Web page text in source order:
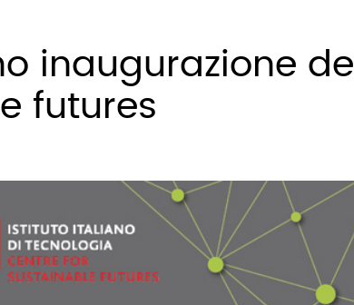
inaugurazione del
futures